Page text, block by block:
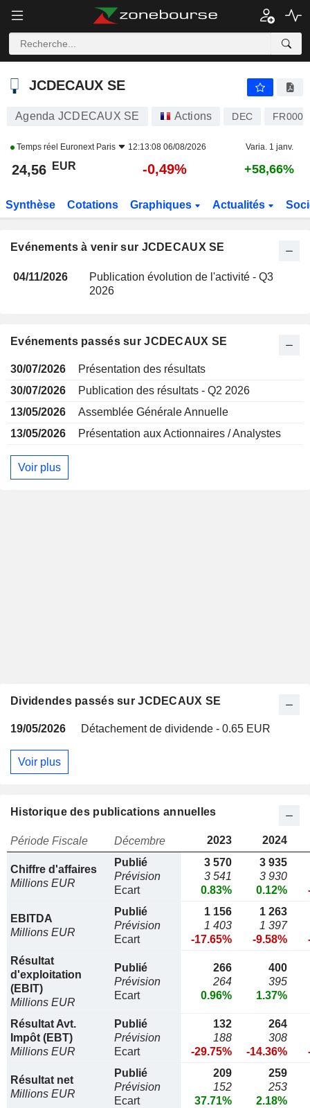
JCDECAUX SE
JCDECAUX SE
Agenda JCDECAUX SE Actions DEC
Temps réel Euronext Paris 12:13:08 06/08/2026 Varia. 1 janv.
24,56 EUR -0,49% +58,66%
Synthèse Cotations Graphiques Actualités
Evénements à venir sur JCDECAUX SE
04/11/2026
Publication évolution de l'activité - Q3
2026
Evénements passés sur JCDECAUX SE
30/07/2026
Présentation des résultats
30/07/2026
Publication des résultats - Q2 2026
13/05/2026
Assemblée Générale Annuelle
13/05/2026
Présentation aux Actionnaires / Analystes
Voir plus
Dividendes passés sur JCDECAUX SE
19/05/2026 Détachement de dividende - 0.65 EUR
Voir plus
Historique des publications annuelles
Période Fiscale Décembre 2023 2024
Chiffre d'affaires
Millions EUR
Publié
Prévision
Ecart
3 570
3 541
0.83%
3 935
3 930
0.12%
EBITDA
Millions EUR
Publié
Prévision
Ecart
1 156
1 403
-17.65%
1 263
1 397
-9.58%
Résultat
d'exploitation
(EBIT)
Millions EUR
Publié
Prévision
Ecart
266
264
0.96%
400
395
1.37%
Résultat Avt.
Impôt (EBT)
Millions EUR
Publié
Prévision
Ecart
132
188
-29.75%
264
308
-14.36%
Résultat net
Millions EUR
Publié
Prévision
Ecart
209
152
37.71%
259
253
2.18%